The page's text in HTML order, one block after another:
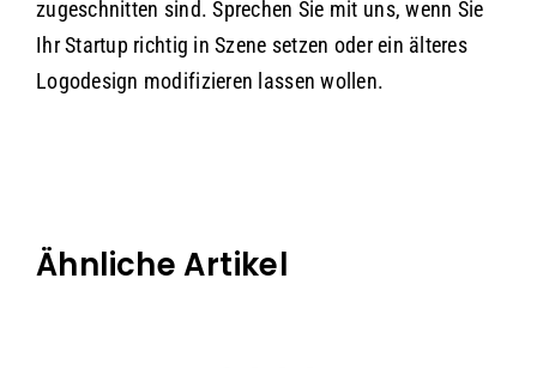
zugeschnitten sind. Sprechen Sie mit uns, wenn Sie
Ihr Startup richtig in Szene setzen oder ein älteres
Logodesign modifizieren lassen wollen.
Ähnliche Artikel